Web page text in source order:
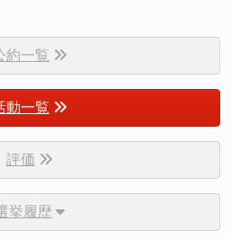
約一覧
動一覧
評価
挙履歴